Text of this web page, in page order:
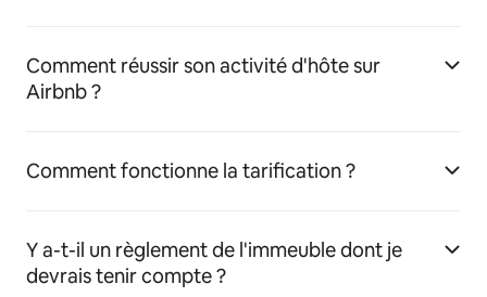
Comment réussir son activité d'hôte sur
Airbnb ?
Comment fonctionne la tarification ?
Y a-t-il un règlement de l'immeuble dont je
devrais tenir compte ?